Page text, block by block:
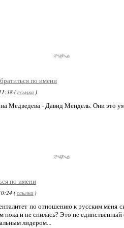
по имени
(ссылка )
Медведева - Давид Мендель. Они это
по имени
(ссылка )
по отношению к русским меня
пока и не снилась? Это не единственный
лидером...